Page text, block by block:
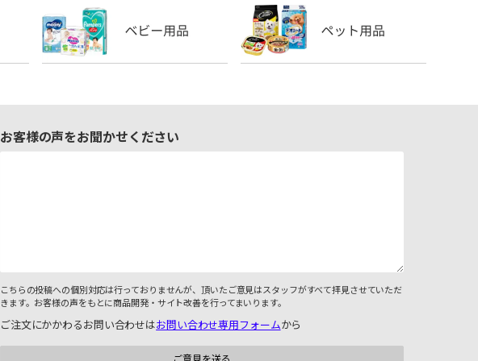
お客様の声をお聞かせください
こちらの投稿への個別対応は行っておりませんが、頂いたご意見はスタッフがすべて拝見させていただ
きます。お客様の声をもとに商品開発・サイト改善を行ってまいります。
ご注文にかかわるお問い合わせはお問い合わせ専用フォームから